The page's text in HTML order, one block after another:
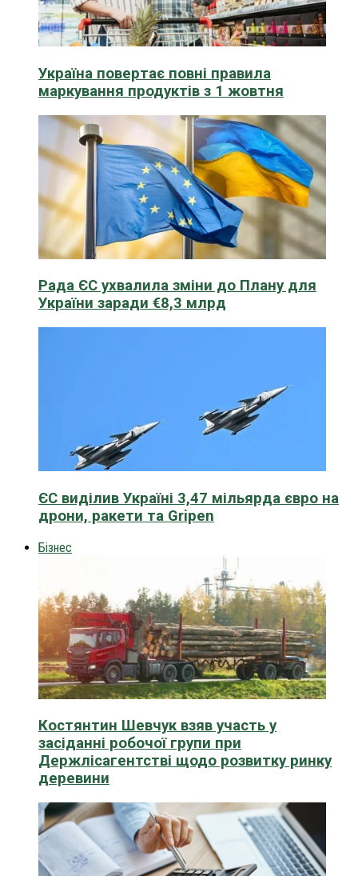
Україна повертає повні правила
маркування продуктів з 1 жовтня
Рада ЄС ухвалила зміни до Плану для
України заради €8,3 млрд
ЄС виділив Україні 3,47 мільярда євро на
дрони, ракети та Gripen
Бізнес
Костянтин Шевчук взяв участь у
засіданні робочої групи при
Держлісагентстві щодо розвитку ринку
деревини